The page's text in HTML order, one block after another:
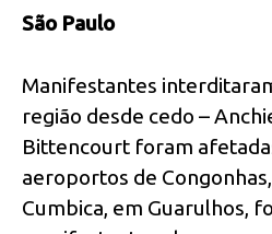
São Paulo
Manifestantes
região desde cedo –
Bittencourt foram
aeroportos de
Cumbica, em Guarulhos,